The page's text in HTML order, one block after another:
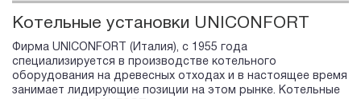
Котельные установки UNICONFORT
Фирма UNICONFORT (Италия), с 1955 года
специализируется в производстве котельного
оборудования на древесных отходах и в настоящее время
занимает лидирующие позиции на этом рынке. Котельные